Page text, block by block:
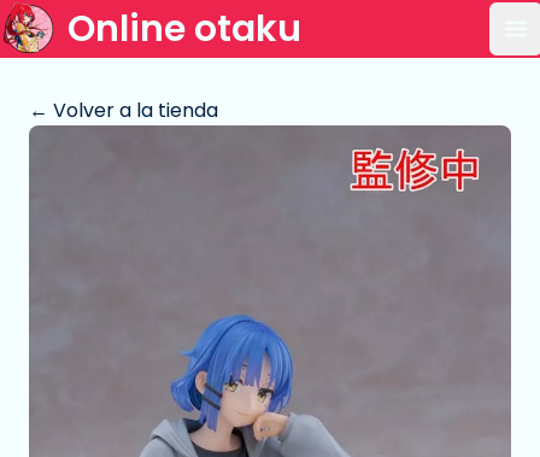
Online otaku
← Volver a la tienda